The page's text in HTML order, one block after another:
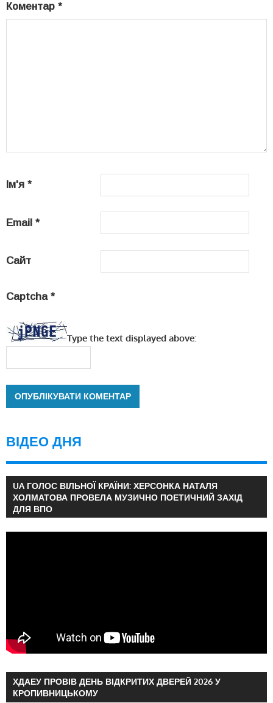
Коментар *
Ім'я *
Email *
Сайт
Captcha *
Type the text displayed above:
ВІДЕО ДНЯ
UA ГОЛОС ВІЛЬНОЇ КРАЇНИ: ХЕРСОНКА НАТАЛЯ
ХОЛМАТОВА ПРОВЕЛА МУЗИЧНО ПОЕТИЧНИЙ ЗАХІД
ДЛЯ ВПО
ХДАЕУ ПРОВІВ ДЕНЬ ВІДКРИТИХ ДВЕРЕЙ 2026 У
КРОПИВНИЦЬКОМУ